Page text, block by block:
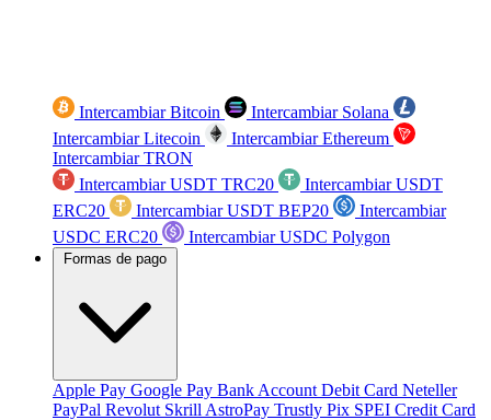
Intercambiar Bitcoin
Intercambiar Solana
Intercambiar Litecoin
Intercambiar Ethereum
Intercambiar TRON
Intercambiar USDT TRC20
Intercambiar USDT
ERC20
Intercambiar USDT BEP20
Intercambiar
USDC ERC20
Intercambiar USDC Polygon
Formas de pago
Apple Pay Google Pay Bank Account Debit Card Neteller
PayPal Revolut Skrill AstroPay Trustly Pix SPEI Credit Card